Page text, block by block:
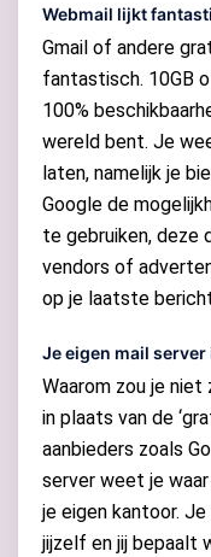
Webmail lijkt
Gmail of andere
fantastisch. 10GB
100%
wereld bent. Je
laten, namelijk je
Google de
te gebruiken, deze
vendors of
op je laatste
Je eigen mail
Waarom zou je
in plaats van de
aanbieders zoals
server weet je
je eigen kantoor.
jijzelf en jij bepaalt